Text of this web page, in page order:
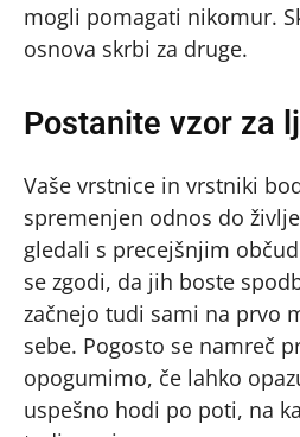
mogli pomagati nikomur.
osnova skrbi za druge.
Postanite vzor za
Vaše vrstnice in vrstniki
spremenjen odnos do
gledali s precejšnjim
se zgodi, da jih boste
začnejo tudi sami na prvo
sebe. Pogosto se namreč
opogumimo, če lahko
uspešno hodi po poti, na